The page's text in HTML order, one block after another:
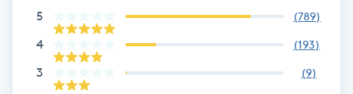
Extensions borttagning
Eyeliner-tatuering
5 (789)
4 (193)
3 (9)